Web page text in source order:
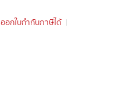
ออกใบกำกับภาษีได้